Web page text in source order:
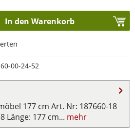
In den Warenkorb
60-00-24-52
177 cm Art. Nr: 187660-18
Länge: 177 cm... mehr